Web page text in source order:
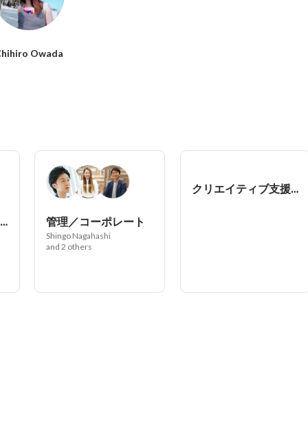
Owada
リスキリング支援／マーケ人材開発 管理／コーポレート
Shingo Nagahashi
and 2 others
クリエイティブ支援／ライター・デザイナー